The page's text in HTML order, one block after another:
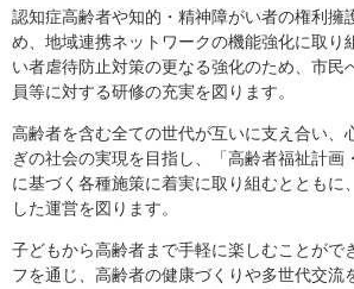
認知症高齢者や知的・精神障がい者の権利擁
め、地域連携ネットワークの機能強化に取り
い者虐待防止対策の更なる強化のため、市民
員等に対する研修の充実を図ります。
高齢者を含む全ての世代が互いに支え合い、
ぎの社会の実現を目指し、「高齢者福祉計画
に基づく各種施策に着実に取り組むとともに
した運営を図ります。
子どもから高齢者まで手軽に楽しむことがで
フを通じ、高齢者の健康づくりや多世代交流